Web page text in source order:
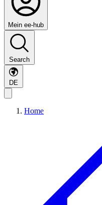
Mein ee-hub
Search
DE
Home